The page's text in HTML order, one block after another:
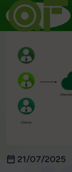
21/07/2025